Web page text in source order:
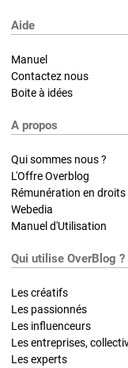
Aide
Manuel
Contactez nous
Boite à idées
A propos
Qui sommes nous ?
L'Offre Overblog
Rémunération en
Webedia
Manuel d'Utilisation
Qui utilise OverBlog ?
Les créatifs
Les passionnés
Les influenceurs
Les entreprises,
Les experts